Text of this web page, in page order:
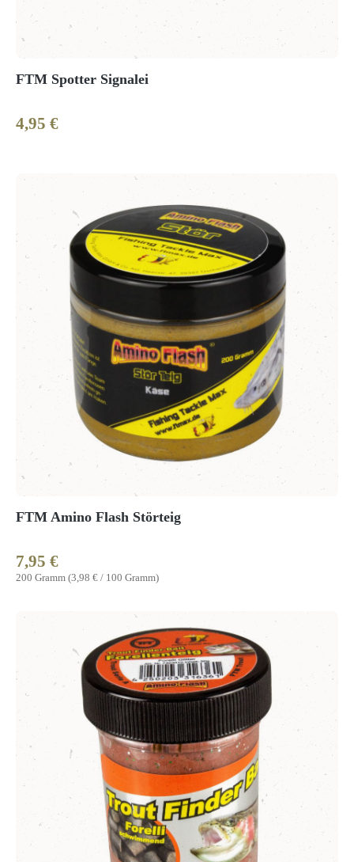
FTM Spotter Signalei
Regulärer Preis:
4,95 €
FTM Amino Flash Störteig
200 Gramm (3,98 € / 100 Gramm)
Regulärer Preis:
7,95 €